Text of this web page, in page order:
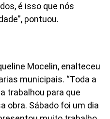
é isso que nós
pontuou.
Mocelin, enalteceu
municipais. “Toda a
trabalhou para que
obra. Sábado foi um dia